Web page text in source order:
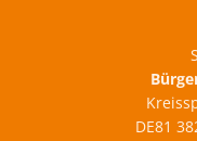
DE81